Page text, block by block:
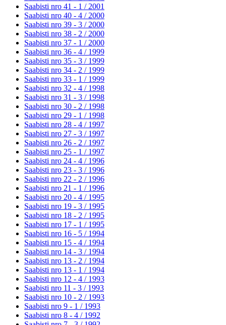
Saabisti nro 41 - 1 / 2001
Saabisti nro 40 - 4 / 2000
Saabisti nro 39 - 3 / 2000
Saabisti nro 38 - 2 / 2000
Saabisti nro 37 - 1 / 2000
Saabisti nro 36 - 4 / 1999
Saabisti nro 35 - 3 / 1999
Saabisti nro 34 - 2 / 1999
Saabisti nro 33 - 1 / 1999
Saabisti nro 32 - 4 / 1998
Saabisti nro 31 - 3 / 1998
Saabisti nro 30 - 2 / 1998
Saabisti nro 29 - 1 / 1998
Saabisti nro 28 - 4 / 1997
Saabisti nro 27 - 3 / 1997
Saabisti nro 26 - 2 / 1997
Saabisti nro 25 - 1 / 1997
Saabisti nro 24 - 4 / 1996
Saabisti nro 23 - 3 / 1996
Saabisti nro 22 - 2 / 1996
Saabisti nro 21 - 1 / 1996
Saabisti nro 20 - 4 / 1995
Saabisti nro 19 - 3 / 1995
Saabisti nro 18 - 2 / 1995
Saabisti nro 17 - 1 / 1995
Saabisti nro 16 - 5 / 1994
Saabisti nro 15 - 4 / 1994
Saabisti nro 14 - 3 / 1994
Saabisti nro 13 - 2 / 1994
Saabisti nro 13 - 1 / 1994
Saabisti nro 12 - 4 / 1993
Saabisti nro 11 - 3 / 1993
Saabisti nro 10 - 2 / 1993
Saabisti nro 9 - 1 / 1993
Saabisti nro 8 - 4 / 1992